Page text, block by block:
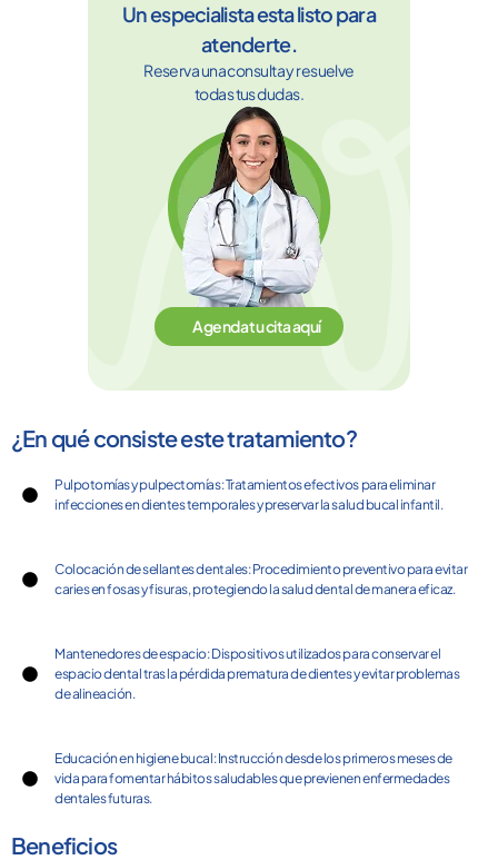
Un especialista esta listo para
atenderte.
Reserva una consulta y resuelve
todas tus dudas.
Agenda tu cita aquí
¿En qué consiste este tratamiento?
Pulpotomías y pulpectomías: Tratamientos efectivos para eliminar
infecciones en dientes temporales y preservar la salud bucal infantil.
Colocación de sellantes dentales: Procedimiento preventivo para evitar
caries en fosas y fisuras, protegiendo la salud dental de manera eficaz.
Mantenedores de espacio: Dispositivos utilizados para conservar el
espacio dental tras la pérdida prematura de dientes y evitar problemas
de alineación.
Educación en higiene bucal: Instrucción desde los primeros meses de
vida para fomentar hábitos saludables que previenen enfermedades
dentales futuras.
Beneficios